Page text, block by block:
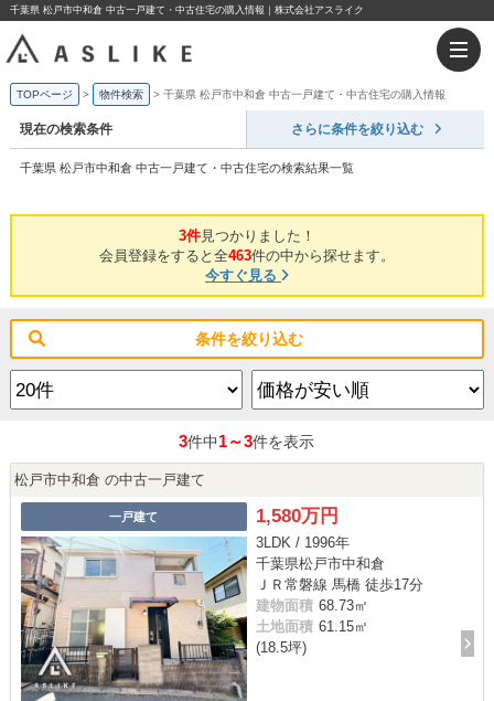
千葉県 松戸市中和倉 中古一戸建て・中古住宅の購入情報｜株式会社アスライク
TOPページ 物件検索 千葉県 松戸市中和倉 中古一戸建て・中古住宅の購入情報
現在の検索条件 さらに条件を絞り込む
千葉県 松戸市中和倉 中古一戸建て・中古住宅の検索結果一覧
3件見つかりました！
会員登録をすると全463件の中から探せます。
今すぐ見る
条件を絞り込む
3件中1～3件を表示
松戸市中和倉 の中古一戸建て
一戸建て 1,580万円
3LDK / 1996年
千葉県松戸市中和倉
ＪＲ常磐線 馬橋 徒歩17分
建物面積 68.73㎡
土地面積 61.15㎡
(18.5坪)